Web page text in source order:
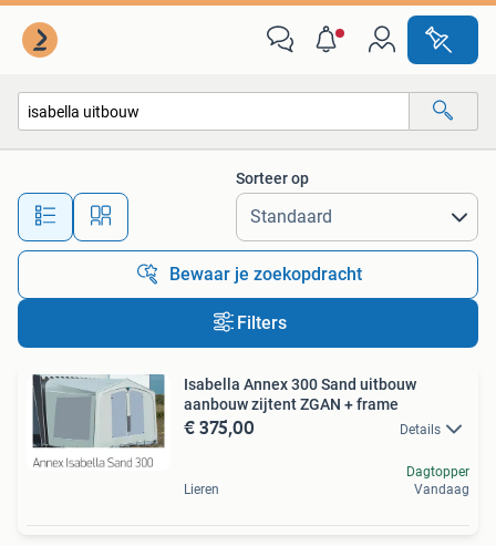
Alle afstanden…
Sorteer op
Bewaar je zoekopdracht
Filters
Isabella Annex 300 Sand uitbouw
aanbouw zijtent ZGAN + frame
€ 375,00 Details
Lieren
Dagtopper
Vandaag